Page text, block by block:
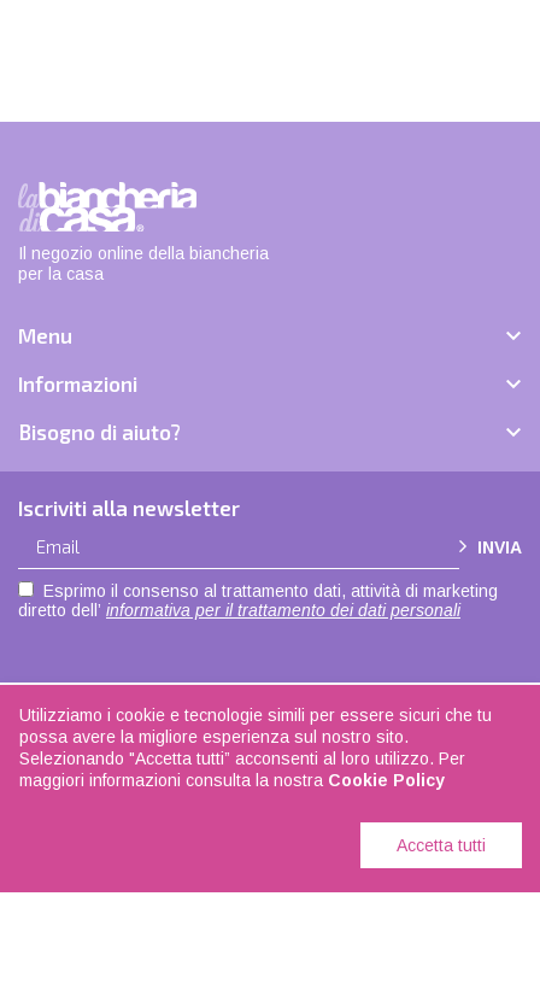
Il negozio online della biancheria
per la casa
Menu 
Informazioni 
Bisogno di aiuto? 
Iscriviti alla newsletter
INVIA
Esprimo il consenso al trattamento dati, attività di marketing
diretto dell’ informativa per il trattamento dei dati personali
Utilizziamo i cookie e tecnologie simili per essere sicuri che tu
possa avere la migliore esperienza sul nostro sito.
Selezionando "Accetta tutti” acconsenti al loro utilizzo. Per
maggiori informazioni consulta la nostra Cookie Policy
Accetta tutti
Copyright © 2021 | Privacy policy|Cookie policy| Made with love byADOK
Seguici suFacebook| La biancheria di casa - P.IVA 04108350168